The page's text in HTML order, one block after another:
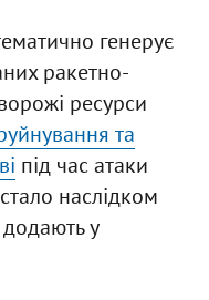
генерує
ракетно-
ресурси
та
під час атаки
наслідком
у